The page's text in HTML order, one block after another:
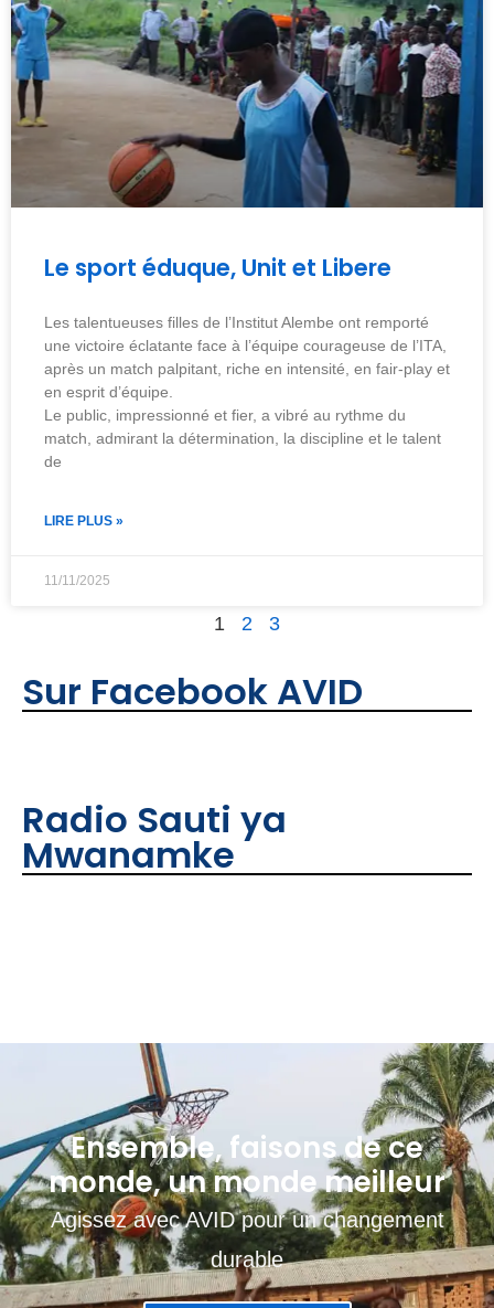
Le sport éduque, Unit et Libere
Les talentueuses filles de l’Institut Alembe ont remporté
une victoire éclatante face à l’équipe courageuse de l’ITA,
après un match palpitant, riche en intensité, en fair-play et
en esprit d’équipe.
Le public, impressionné et fier, a vibré au rythme du
match, admirant la détermination, la discipline et le talent
de
LIRE PLUS »
11/11/2025
1 2 3
Sur Facebook AVID
Radio Sauti ya
Mwanamke
Ensemble, faisons de ce
monde, un monde meilleur
Agissez avec AVID pour un changement
durable